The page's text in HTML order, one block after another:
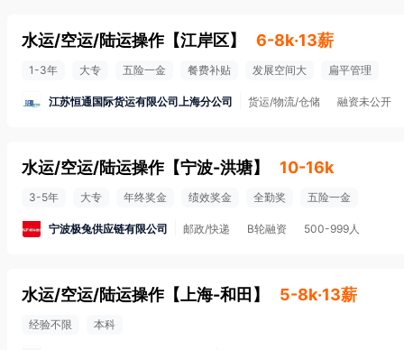
水运/空运/陆运操作 【江岸区】 6-8k·13薪
1-3年 大专 五险一金 餐费补贴 发展空间大 扁平管理
江苏恒通国际货运有限公司上海分公司 货运/物流/仓储 融资未公开
水运/空运/陆运操作 【宁波-洪塘】 10-16k
3-5年 大专 年终奖金 绩效奖金 全勤奖 五险一金
宁波极兔供应链有限公司 邮政/快递 B轮融资 500-999人
水运/空运/陆运操作 【 上海-和田 】 5-8k·13薪
经验不限 本科